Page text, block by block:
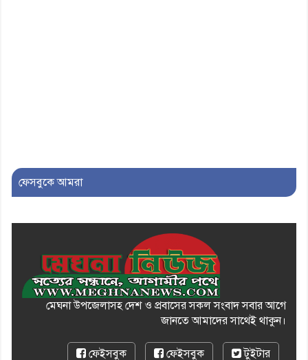
ফেসবুকে আমরা
মেঘনা উপজেলাসহ দেশ ও প্রবাসের সকল সংবাদ সবার আগে
জানতে আমাদের সাথেই থাকুন।
ফেইসবুক ফেইসবুক টুইটার